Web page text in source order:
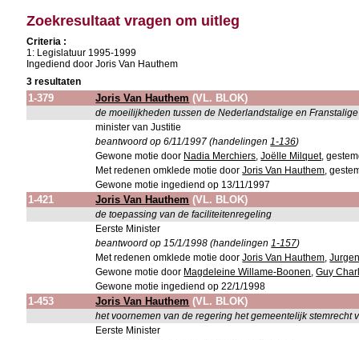
Zoekresultaat vragen om uitleg
Criteria :
1: Legislatuur 1995-1999
Ingediend door Joris Van Hauthem
3 resultaten
1-379 Joris Van Hauthem (VL. BLOK)
de moeilijkheden tussen de Nederlandstalige en
minister van Justitie
beantwoord op 6/11/1997 (handelingen1-136)
Gewone motie door Nadia Merchiers,Joëlle Milquet,
Met redenen omklede motie doorJoris Van Hauthem,
Gewone motie ingediend op 13/11/1997
1-421 Joris Van Hauthem (VL. BLOK)
de toepassing van de faciliteitenregeling
Eerste Minister
beantwoord op 15/1/1998 (handelingen1-157)
Met redenen omklede motie doorJoris Van Hauthem,
Gewone motie door Magdeleine Willame-Boonen,Guy
Gewone motie ingediend op 22/1/1998
1-453 Joris Van Hauthem (VL. BLOK)
het voornemen van de regering het gemeentelijk
Eerste Minister